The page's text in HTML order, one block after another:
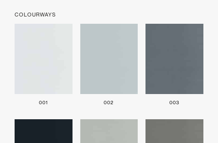
COLOURWAYS
001 002 003